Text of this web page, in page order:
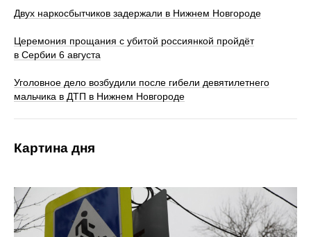
Двух наркосбытчиков задержали в Нижнем Новгороде
Церемония прощания с убитой россиянкой пройдёт
в Сербии 6 августа
Уголовное дело возбудили после гибели девятилетнего
мальчика в ДТП в Нижнем Новгороде
Картина дня